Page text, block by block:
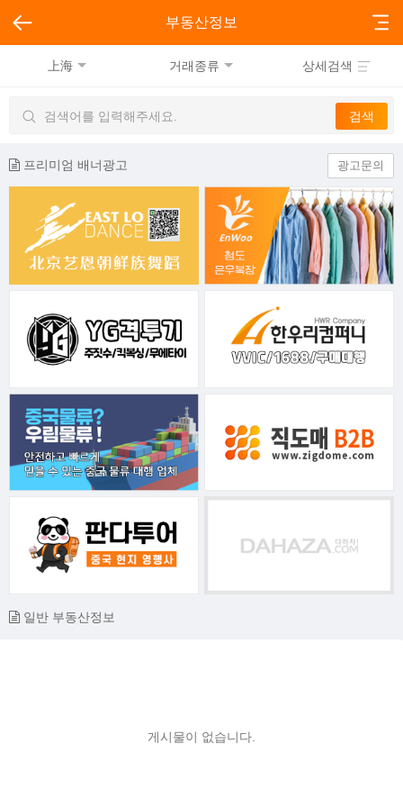
부동산정보
上海 거래종류 상세검색
프리미엄 배너광고 광고문의
일반 부동산정보
게시물이 없습니다.